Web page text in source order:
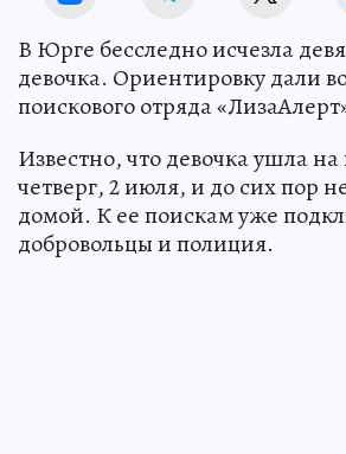
В Юрге бесследно исчезла
девочка. Ориентировку дали
поискового отряда
Известно, что девочка ушла на
четверг, 2 июля, и до сих пор
домой. К ее поискам уже
добровольцы и полиция.